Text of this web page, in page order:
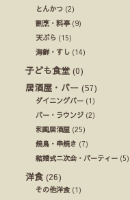
とんかつ (2)
割烹・料亭(9)
天ぷら (15)
海鮮・すし (14)
子ども食堂 (0)
居酒屋・バー (57)
ダイニングバー (1)
バー・ラウンジ (2)
和風居酒屋 (25)
焼鳥・串焼き (7)
結婚式ニ次会・パーティー (5)
洋食 (26)
その他洋食(1)